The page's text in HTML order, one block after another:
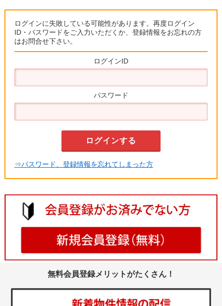
ログインに失敗している可能性があります。再度ログイン
ID・パスワードをご入力いただくか、登録情報をお忘れの方
はお問合せ下さい。
ログインID
パスワード
⇒パスワード、登録情報を忘れてしまった方
無料会員登録メリットがたくさん！